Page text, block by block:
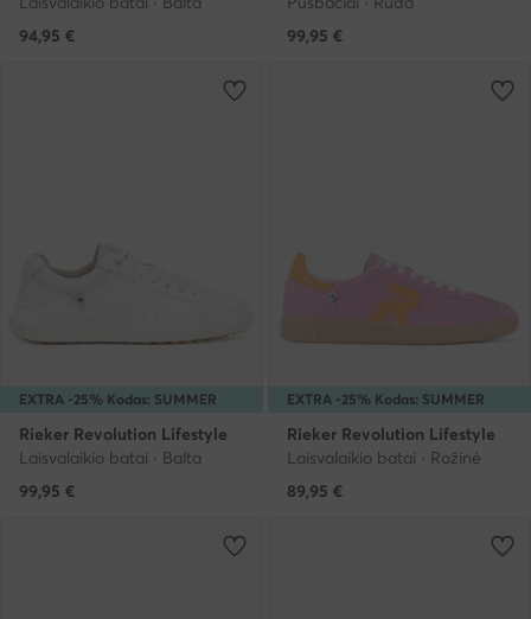
94,95 €
99,95 €
EXTRA -25% Kodas: SUMMER
Rieker Revolution Lifestyle
Laisvalaikio batai · Balta
99,95 €
EXTRA -25% Kodas: SUMMER
Rieker Revolution Lifestyle
Laisvalaikio batai · Rožinė
89,95 €